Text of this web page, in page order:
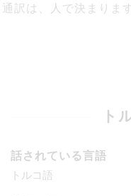
通訳は、人で決まりま
ト
話されている言語
トルコ語